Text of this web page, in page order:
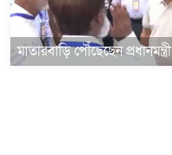
মাতারবাড়ি পৌঁছেছেন প্রধানমন্ত্রী